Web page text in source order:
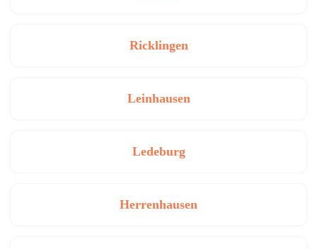
Ricklingen
Leinhausen
Ledeburg
Herrenhausen